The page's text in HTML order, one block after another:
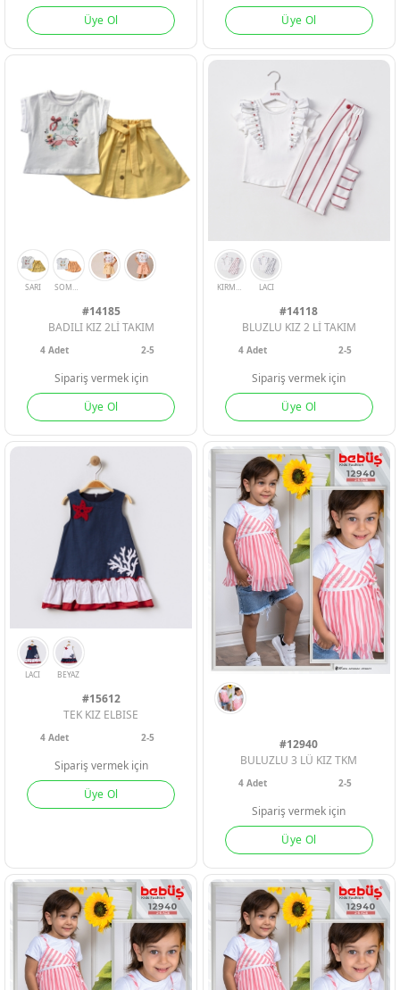
SARI MİNT PEMBE
Üye Ol
SARI MİNT PEMBE
Üye Ol
SOMON
#14185
BADILI KIZ 2Lİ TAKIM
4Adet 2-5
Sipariş vermek için
Üye Ol
KIRMIZI LACI
#14118
BLUZLU KIZ 2 Lİ TAKIM
4 Adet 2-5
Sipariş vermek için
Üye Ol
#15612
TEK KIZ ELBISE
4Adet 2-5
Sipariş vermek için
Üye Ol
#12940
BULUZLU 3 LÜ KIZ TKM
4 Adet 2-5
Sipariş vermek için
Üye Ol